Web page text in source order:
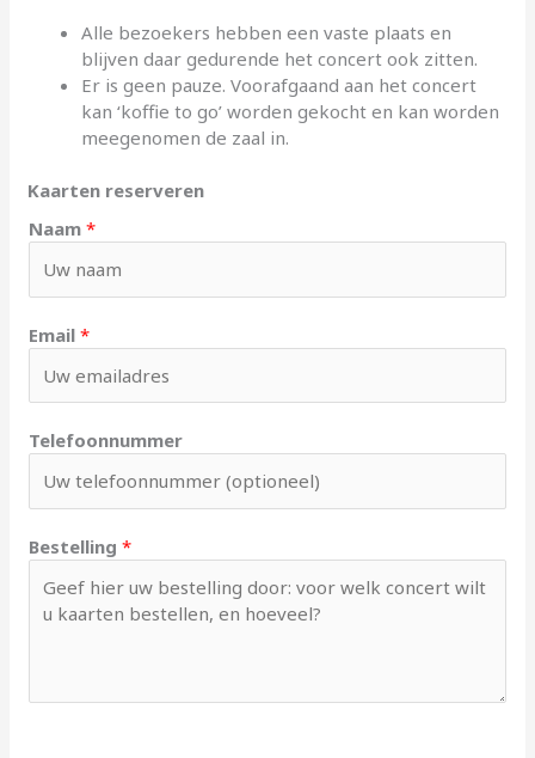
Alle bezoekers hebben een vaste plaats en
blijven daar gedurende het concert ook zitten.
Er is geen pauze. Voorafgaand aan het concert
kan ‘koffie to go’ worden gekocht en kan worden
meegenomen de zaal in.
Kaarten reserveren
Naam*
Email*
Telefoonnummer
Bestelling*